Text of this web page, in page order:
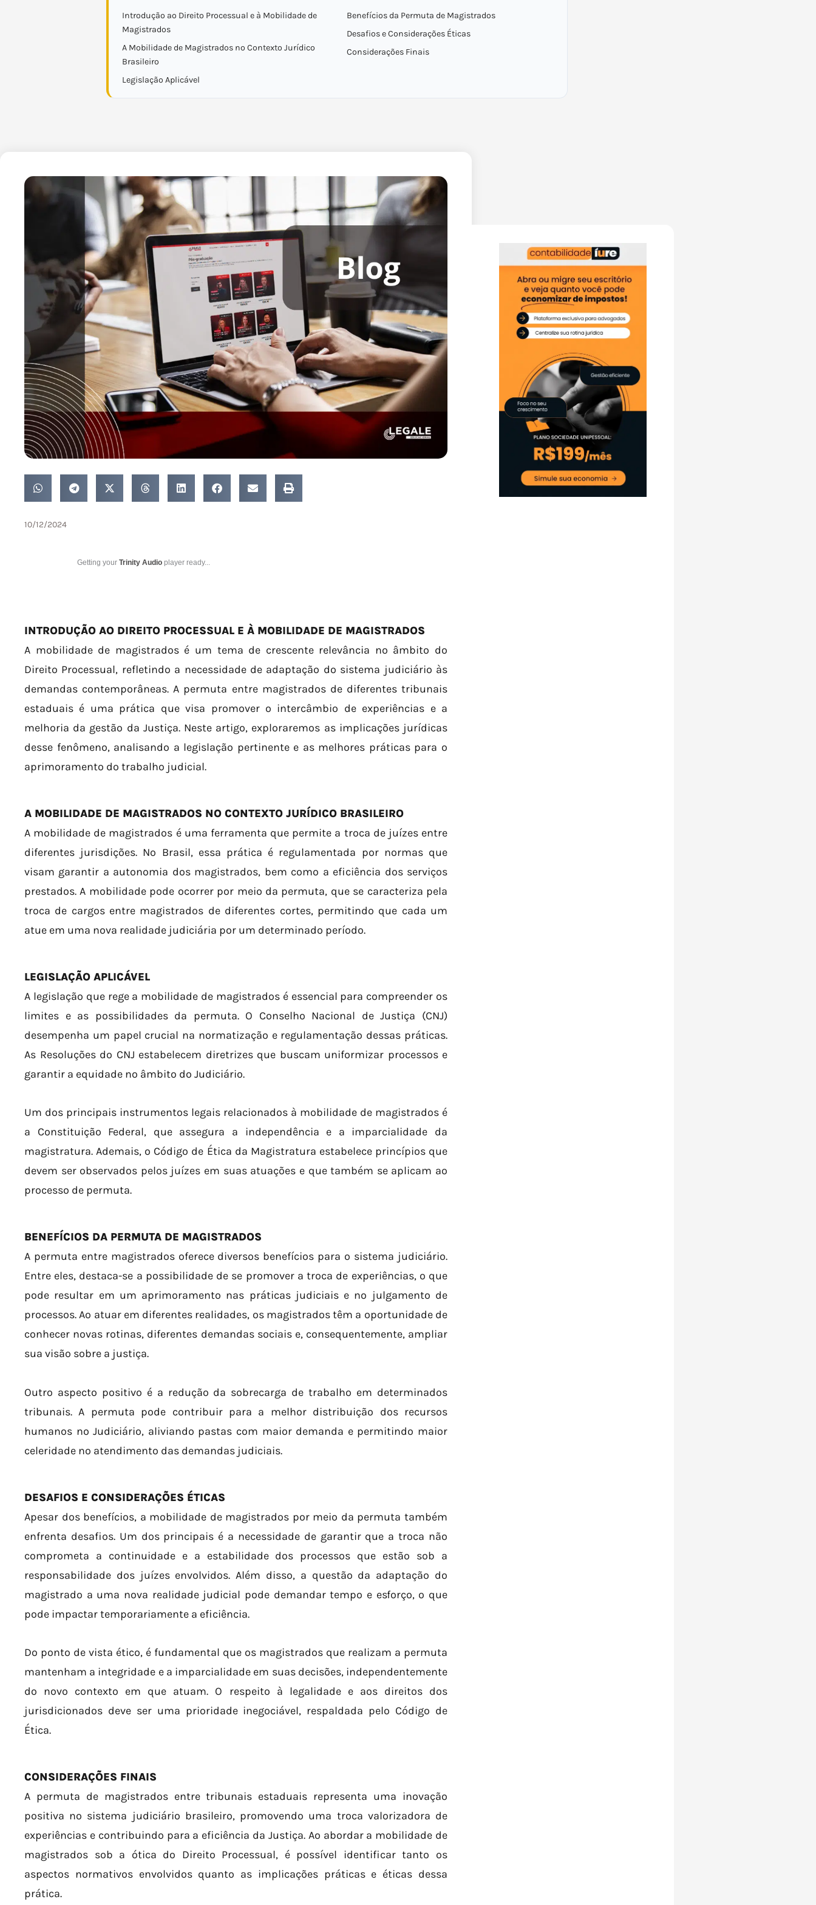
Introdução ao Direito Processual e à Mobilidade de
Magistrados
A Mobilidade de Magistrados no Contexto Jurídico
Brasileiro
Legislação Aplicável
Benefícios da Permuta de Magistrados
Desafios e Considerações Éticas
Considerações Finais
10/12/2024
Getting your Trinity Audio player ready...
INTRODUÇÃO AO DIREITO PROCESSUAL E À MOBILIDADE DE MAGISTRADOS
A mobilidade de magistrados é um tema de crescente relevância no âmbito do
Direito Processual, refletindo a necessidade de adaptação do sistema judiciário às
demandas contemporâneas. A permuta entre magistrados de diferentes tribunais
estaduais é uma prática que visa promover o intercâmbio de experiências e a
melhoria da gestão da Justiça. Neste artigo, exploraremos as implicações jurídicas
desse fenômeno, analisando a legislação pertinente e as melhores práticas para o
aprimoramento do trabalho judicial.
A MOBILIDADE DE MAGISTRADOS NO CONTEXTO JURÍDICO BRASILEIRO
A mobilidade de magistrados é uma ferramenta que permite a troca de juízes entre
diferentes jurisdições. No Brasil, essa prática é regulamentada por normas que
visam garantir a autonomia dos magistrados, bem como a eficiência dos serviços
prestados. A mobilidade pode ocorrer por meio da permuta, que se caracteriza pela
troca de cargos entre magistrados de diferentes cortes, permitindo que cada um
atue em uma nova realidade judiciária por um determinado período.
LEGISLAÇÃO APLICÁVEL
A legislação que rege a mobilidade de magistrados é essencial para compreender os
limites e as possibilidades da permuta. O Conselho Nacional de Justiça (CNJ)
desempenha um papel crucial na normatização e regulamentação dessas práticas.
As Resoluções do CNJ estabelecem diretrizes que buscam uniformizar processos e
garantir a equidade no âmbito do Judiciário.
Um dos principais instrumentos legais relacionados à mobilidade de magistrados é
a Constituição Federal, que assegura a independência e a imparcialidade da
magistratura. Ademais, o Código de Ética da Magistratura estabelece princípios que
devem ser observados pelos juízes em suas atuações e que também se aplicam ao
processo de permuta.
BENEFÍCIOS DA PERMUTA DE MAGISTRADOS
A permuta entre magistrados oferece diversos benefícios para o sistema judiciário.
Entre eles, destaca-se a possibilidade de se promover a troca de experiências, o que
pode resultar em um aprimoramento nas práticas judiciais e no julgamento de
processos. Ao atuar em diferentes realidades, os magistrados têm a oportunidade de
conhecer novas rotinas, diferentes demandas sociais e, consequentemente, ampliar
sua visão sobre a justiça.
Outro aspecto positivo é a redução da sobrecarga de trabalho em determinados
tribunais. A permuta pode contribuir para a melhor distribuição dos recursos
humanos no Judiciário, aliviando pastas com maior demanda e permitindo maior
celeridade no atendimento das demandas judiciais.
DESAFIOS E CONSIDERAÇÕES ÉTICAS
Apesar dos benefícios, a mobilidade de magistrados por meio da permuta também
enfrenta desafios. Um dos principais é a necessidade de garantir que a troca não
comprometa a continuidade e a estabilidade dos processos que estão sob a
responsabilidade dos juízes envolvidos. Além disso, a questão da adaptação do
magistrado a uma nova realidade judicial pode demandar tempo e esforço, o que
pode impactar temporariamente a eficiência.
Do ponto de vista ético, é fundamental que os magistrados que realizam a permuta
mantenham a integridade e a imparcialidade em suas decisões, independentemente
do novo contexto em que atuam. O respeito à legalidade e aos direitos dos
jurisdicionados deve ser uma prioridade inegociável, respaldada pelo Código de
Ética.
CONSIDERAÇÕES FINAIS
A permuta de magistrados entre tribunais estaduais representa uma inovação
positiva no sistema judiciário brasileiro, promovendo uma troca valorizadora de
experiências e contribuindo para a eficiência da Justiça. Ao abordar a mobilidade de
magistrados sob a ótica do Direito Processual, é possível identificar tanto os
aspectos normativos envolvidos quanto as implicações práticas e éticas dessa
prática.